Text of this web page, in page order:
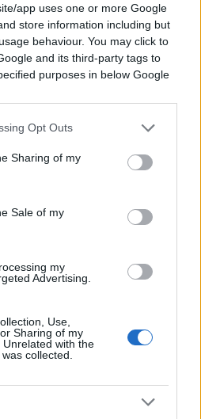
app uses one or more Google
store information including but
behaviour. You may click to
and its third-party tags to
purposes in below Google
Opt Outs
Sharing of my
Sale of my
my
Advertising.
Use,
Sharing of my
with the
collected.
diverse. Milne
business people have
vocal in Europe on the
balance the needs of the
an eventual recovery with
to fight coronavirus” la
che le autorità
per combattere il
dell’economia.
delFinancial Timesricorda
authorities are under
number of coronavirus
autorità svedesi sono
dell’epidemia
Ma è una pressione sociale
mediatico-